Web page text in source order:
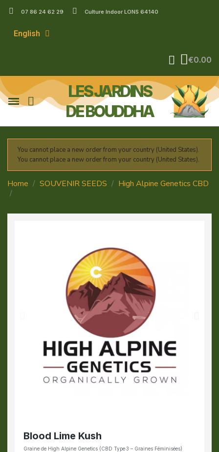
07 86 24 62 29 Culture Indoor LONS 64140
English
€0.00
LES JARDINS
DE BOUDDHA
You cannot place a new order from your country (United States).
You cannot place a new order from your country (United States).
Home SOUVENIR SEEDS
High Alpine Genetics CBD
Blood Lime Kush
Graine de High Alpine Genetics (CBD Type 3 – Graines Féminisées)